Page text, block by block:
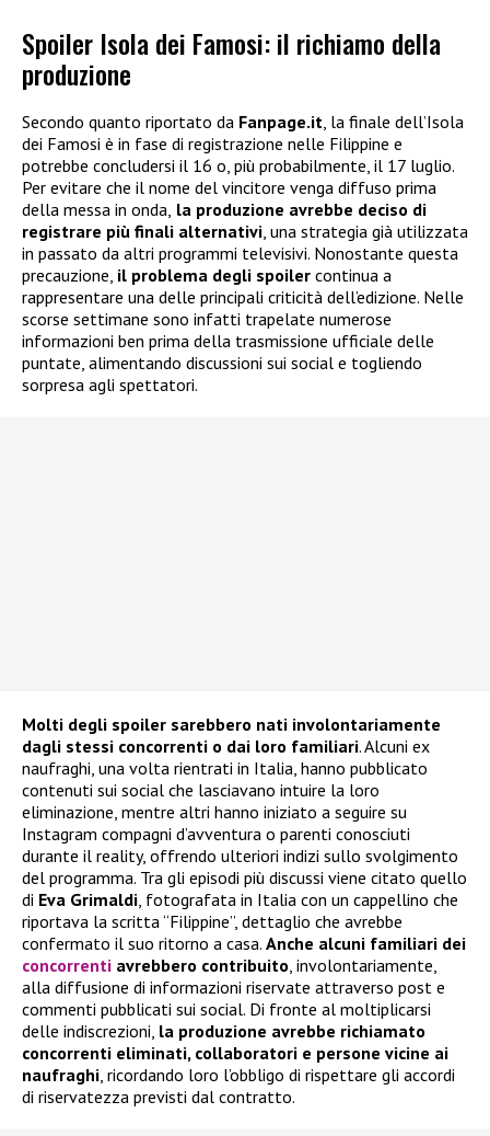
Spoiler Isola dei Famosi: il richiamo della
produzione
Secondo quanto riportato da Fanpage.it, la finale dell’Isola
dei Famosi è in fase di registrazione nelle Filippine e
potrebbe concludersi il 16 o, più probabilmente, il 17 luglio.
Per evitare che il nome del vincitore venga diffuso prima
della messa in onda, la produzione avrebbe deciso di
registrare più finali alternativi, una strategia già utilizzata
in passato da altri programmi televisivi. Nonostante questa
precauzione, il problema degli spoiler continua a
rappresentare una delle principali criticità dell’edizione. Nelle
scorse settimane sono infatti trapelate numerose
informazioni ben prima della trasmissione ufficiale delle
puntate, alimentando discussioni sui social e togliendo
sorpresa agli spettatori.
Molti degli spoiler sarebbero nati involontariamente
dagli stessi concorrenti o dai loro familiari. Alcuni ex
naufraghi, una volta rientrati in Italia, hanno pubblicato
contenuti sui social che lasciavano intuire la loro
eliminazione, mentre altri hanno iniziato a seguire su
Instagram compagni d’avventura o parenti conosciuti
durante il reality, offrendo ulteriori indizi sullo svolgimento
del programma. Tra gli episodi più discussi viene citato quello
di Eva Grimaldi, fotografata in Italia con un cappellino che
riportava la scritta “Filippine”, dettaglio che avrebbe
confermato il suo ritorno a casa. Anche alcuni familiari dei
concorrenti avrebbero contribuito, involontariamente,
alla diffusione di informazioni riservate attraverso post e
commenti pubblicati sui social. Di fronte al moltiplicarsi
delle indiscrezioni, la produzione avrebbe richiamato
concorrenti eliminati, collaboratori e persone vicine ai
naufraghi, ricordando loro l’obbligo di rispettare gli accordi
di riservatezza previsti dal contratto.